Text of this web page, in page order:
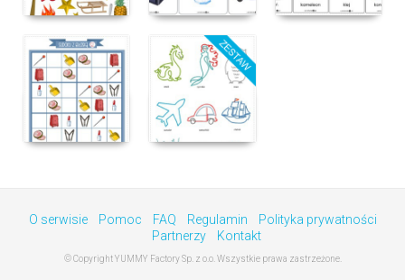
O serwisie Pomoc FAQ Regulamin
Polityka prywatności
Partnerzy
Kontakt
© Copyright YUMMY Factory Sp. z o.o. Wszystkie prawa zastrzeżone.